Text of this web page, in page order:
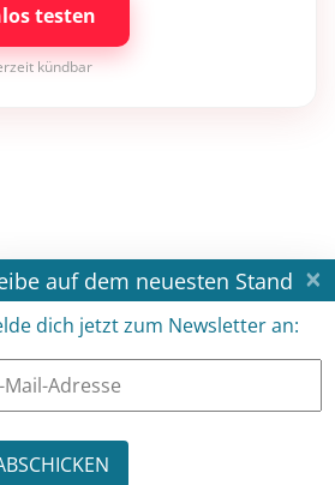
testen
kündbar
auf dem neuesten Stand ×
dich jetzt zum Newsletter an: